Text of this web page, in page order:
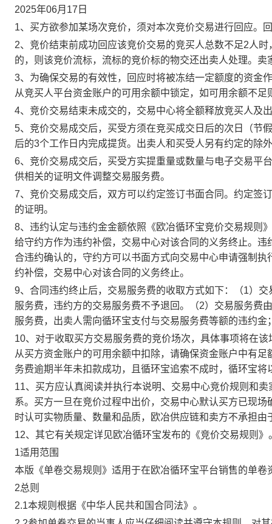
2025年06月17日
1、买方欲参加某场次竞价，须对本次竞价交易进行回应。
2、竞价结束前成功回应该竞价交易的竞买人总数不足2人
的，则该竞价流标，流标的竞价标的物交还出卖人处理。
3、为确保交易的有效性，回应时将被冻结一定额度的资金
从竞买人平台资金账户的可用余额中锁定，如可用余额不足
4、竞价交易结束未成交的，交易中心将全额释放竞买人及
5、竞价交易成交后，买受方须在竞买成交日后的次日（节
后的3个工作日内完成提货。出卖人和买受人另有约定的除
6、竞价交易成交后，买受方实提重量或数量与电子交易平
供相关的证明文件调整交易服务费。
7、竞价交易成交后，双方可以约定签订书面合同。约定签
的证明。
8、违约认定与违约金金额依照《欧冶循环宝竞价交易规则
给守约方作为违约补偿，交易中心对该合同的义务终止。
合违约确认的，守约方可以书面方式向交易中心申请强制
约补偿，交易中心对该合同的义务终止。
9、合同违约终止后，交易服务费的收取方式如下：（1）
服务费，违约方的交易服务费不予退回。（2）交易服务费
服务费，出卖人需向循环宝支付与交易服务费等额的违约
10、对于收取买方交易服务费的竞价场次，具体事项将在
从买方资金账户的可用余额中扣除，请确保资金账户中有
务费逾期半年未扣款成功，且循环宝追索不成时，循环宝将
11、买方应认真阅读并执行本说明、交易中心竞价规则和
系。买方一旦在竞价过程中出价，交易中心默认买方已现
时认可实物质量、数量和品质，欧冶供应链和卖方不承担由
12、其它有关规定详见欧冶循环宝发布的《竞价交易规则》
1适用范围
本版《单卷交易规则》适用于在欧冶循环宝平台销售的单卷
2总则
2.1本规则根据《中华人民共和国合同法》。